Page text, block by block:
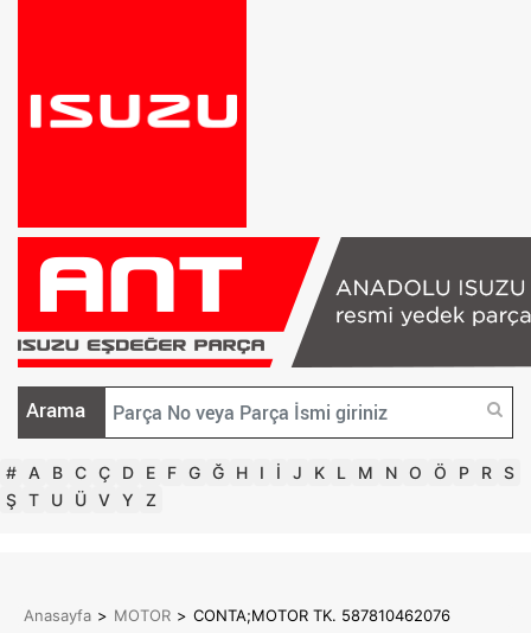
Arama
# A B C Ç D E F G Ğ H I İ J K L M N O Ö P R S
Ş T U Ü V Y Z
Anasayfa > MOTOR > CONTA;MOTOR TK. 587810462076